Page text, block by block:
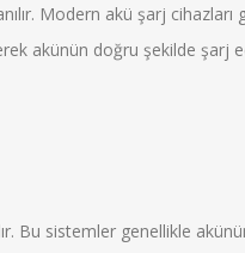
Modern akü şarj
akünün doğru şekilde şarj
Bu sistemler genellikle